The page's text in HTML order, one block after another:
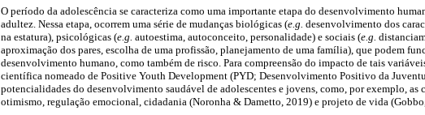
O período da adolescência se caracteriza como uma importante etapa do desenvolvimento
adultez. Nessa etapa, ocorrem uma série de mudanças biológicas (e.g. desenvolvimento dos
na estatura), psicológicas (e.g. autoestima, autoconceito, personalidade) e sociais (e.g.
aproximação dos pares, escolha de uma profissão, planejamento de uma família), que podem
desenvolvimento humano, como também de risco. Para compreensão do impacto de tais
científica nomeado de Positive Youth Development (PYD; Desenvolvimento Positivo da
potencialidades do desenvolvimento saudável de adolescentes e jovens, como, por exemplo,
otimismo, regulação emocional, cidadania (Noronha & Dametto, 2019) e projeto de vida